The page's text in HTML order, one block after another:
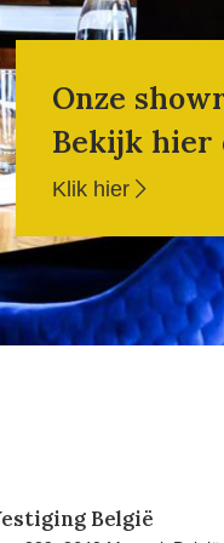
Onze
Bekijk hier
Klik hier
België